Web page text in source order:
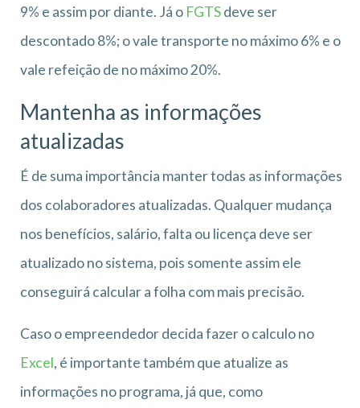
9% e assim por diante. Já o FGTSdeve ser
descontado 8%; o vale transporte no máximo 6% e o
vale refeição de no máximo 20%.
Mantenha as informações
atualizadas
É de suma importância manter todas as informações
dos colaboradores atualizadas. Qualquer mudança
nos benefícios, salário, falta ou licença deve ser
atualizado no sistema, pois somente assim ele
conseguirá calcular a folha com mais precisão.
Caso o empreendedor decida fazer o calculo no
Excel, é importante também que atualize as
informações no programa, já que, como